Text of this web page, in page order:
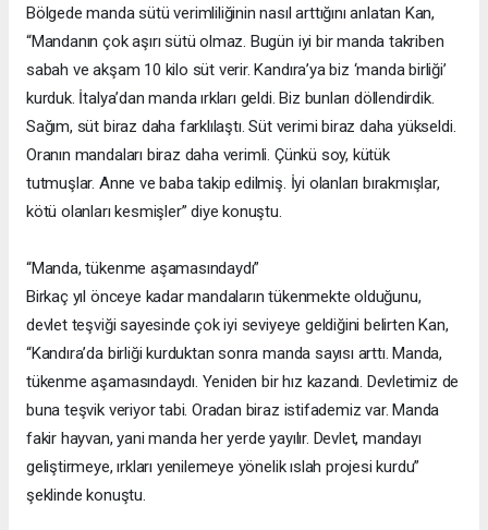
Bölgede manda sütü verimliliğinin nasıl arttığını anlatan Kan,
“Mandanın çok aşırı sütü olmaz. Bugün iyi bir manda takriben
sabah ve akşam 10 kilo süt verir. Kandıra’ya biz ‘manda birliği’
kurduk. İtalya’dan manda ırkları geldi. Biz bunları döllendirdik.
Sağım, süt biraz daha farklılaştı. Süt verimi biraz daha yükseldi.
Oranın mandaları biraz daha verimli. Çünkü soy, kütük
tutmuşlar. Anne ve baba takip edilmiş. İyi olanları bırakmışlar,
kötü olanları kesmişler” diye konuştu.
“Manda, tükenme aşamasındaydı”
Birkaç yıl önceye kadar mandaların tükenmekte olduğunu,
devlet teşviği sayesinde çok iyi seviyeye geldiğini belirten Kan,
“Kandıra’da birliği kurduktan sonra manda sayısı arttı. Manda,
tükenme aşamasındaydı. Yeniden bir hız kazandı. Devletimiz de
buna teşvik veriyor tabi. Oradan biraz istifademiz var. Manda
fakir hayvan, yani manda her yerde yayılır. Devlet, mandayı
geliştirmeye, ırkları yenilemeye yönelik ıslah projesi kurdu”
şeklinde konuştu.